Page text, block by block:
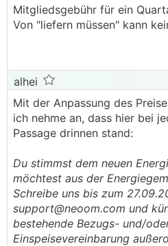
Mitgliedsgebühr für ein
Von "liefern müssen" kann
alhei
Mit der Anpassung des
ich nehme an, dass hier bei
Passage drinnen stand:
Du stimmst dem neuen
möchtest aus der
Schreibe uns bis zum
support@neoom.com und
bestehende Bezugs- und/
Einspeisevereinbarung